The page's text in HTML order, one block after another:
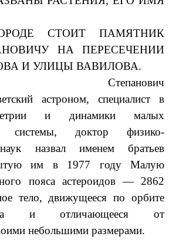
СТОИТ ПАМЯТНИК
НА ПЕРЕСЕЧЕНИИ
И УЛИЦЫ ВАВИЛОВА.
Степанович
астроном, специалист в
и динамики малых
системы, доктор физико-
наук назвал именем братьев
им в 1977 году Малую
пояса астероидов— 2862
тело, движущееся по орбите
и отличающееся от
небольшими размерами.